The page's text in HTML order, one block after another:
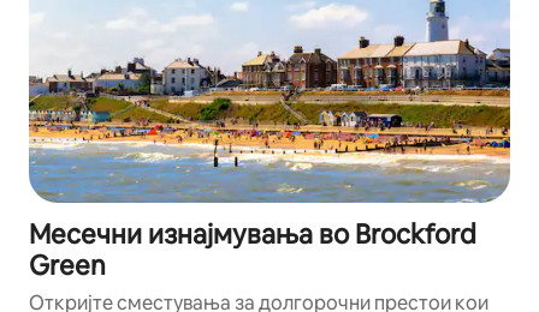
Месечни изнајмувања во Brockford
Green
Откријте сместувања за долгорочни престои кои